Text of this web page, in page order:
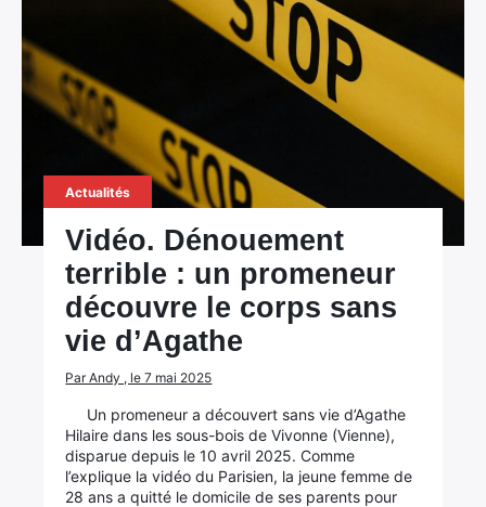
Actualités
Vidéo. Dénouement
terrible : un promeneur
découvre le corps sans
vie d’Agathe
Par Andy , le 7 mai 2025
Un promeneur a découvert sans vie d’Agathe
Hilaire dans les sous-bois de Vivonne (Vienne),
disparue depuis le 10 avril 2025. Comme
l’explique la vidéo du Parisien, la jeune femme de
28 ans a quitté le domicile de ses parents pour